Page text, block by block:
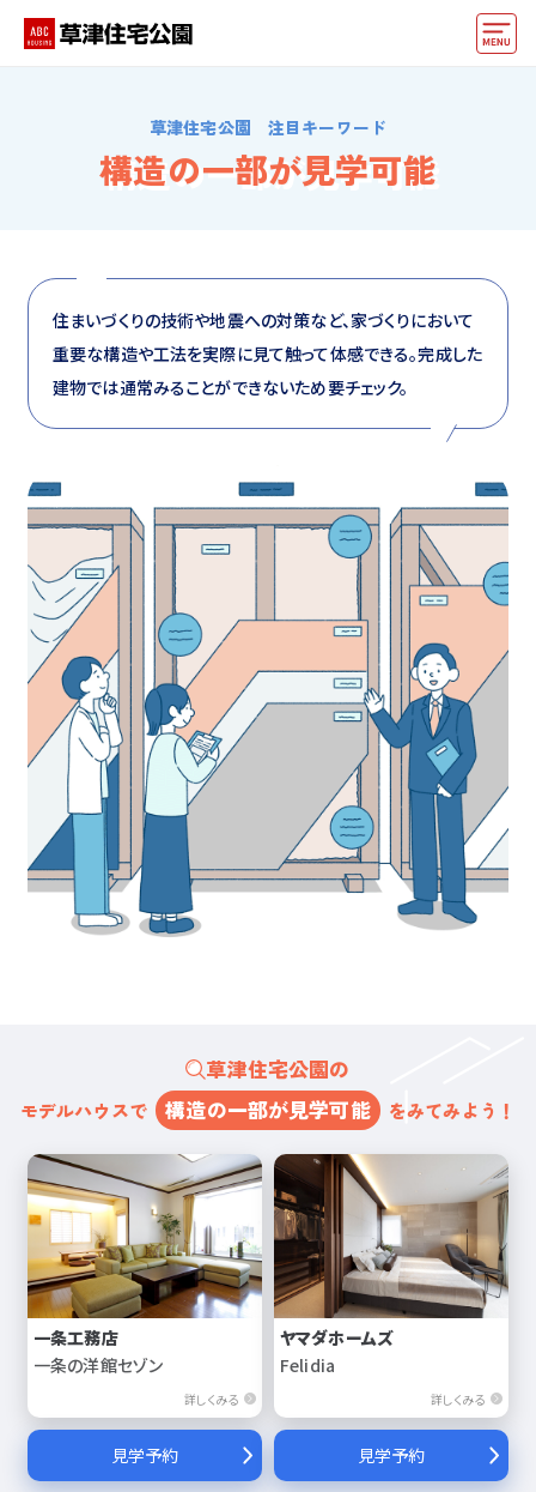
住宅会社・ハウスメーカー
アクセス
好みからモデルハウスを探す
住まいづくりお役立ち情報
マイページ アカウント登録
草津住宅公園 注目キーワード
構造の一部が見学可能
住まいづくりの技術や地震への対策など、家づくりにおいて
重要な構造や工法を実際に見て触って体感できる。完成した
建物では通常みることができないため要チェック。
草津住宅公園の
モデルハウスで 構造の一部が見学可能 をみてみよう！
一条工務店
一条の洋館セゾン
詳しくみる
見学予約
ヤマダホームズ
Felidia
詳しくみる
見学予約